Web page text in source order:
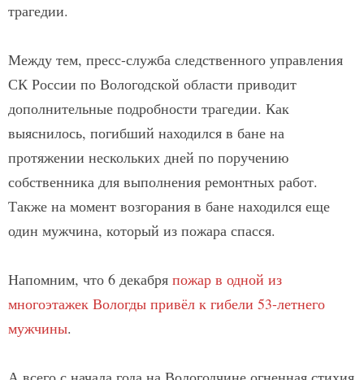
трагедии.
Между тем, пресс-служба следственного управления
СК России по Вологодской области приводит
дополнительные подробности трагедии. Как
выяснилось, погибший находился в бане на
протяжении нескольких дней по поручению
собственника для выполнения ремонтных работ.
Также на момент возгорания в бане находился еще
один мужчина, который из пожара спасся.
Напомним, что 6 декабря пожар в одной из
многоэтажек Вологды привёл к гибели 53-летнего
мужчины.